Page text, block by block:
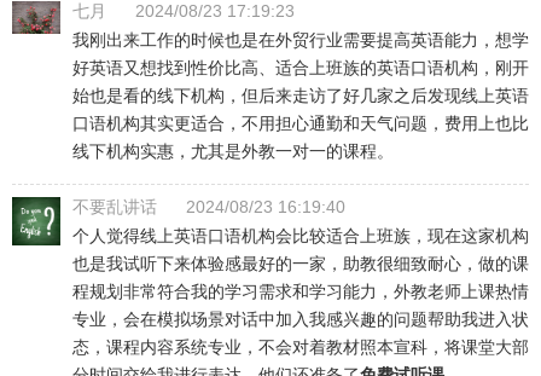
七月
2024/08/23 17:19:23
我刚出来工作的时候也是在外贸行业需要提高英语能力，想学
好英语又想找到性价比高、适合上班族的英语口语机构，刚开
始也是看的线下机构，但后来走访了好几家之后发现线上英语
口语机构其实更适合，不用担心通勤和天气问题，费用上也比
线下机构实惠，尤其是外教一对一的课程。
不要乱讲话
2024/08/23 16:19:40
个人觉得线上英语口语机构会比较适合上班族，现在这家机构
也是我试听下来体验感最好的一家，助教很细致耐心，做的课
程规划非常符合我的学习需求和学习能力，外教老师上课热情
专业，会在模拟场景对话中加入我感兴趣的问题帮助我进入状
态，课程内容系统专业，不会对着教材照本宣科，将课堂大部